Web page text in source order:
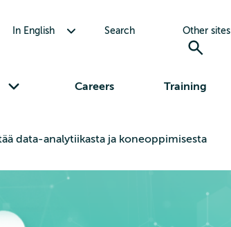
In English Search Other sites
Careers Training
data-analytiikasta ja koneoppimisesta